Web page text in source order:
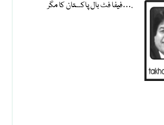
فیفا فٹ بال پاکستان کا مگر….